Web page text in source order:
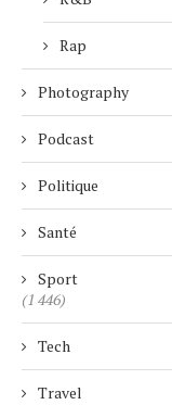
Rap
Photography
Podcast
Politique
Santé
Sport
(1 446)
Tech
Travel